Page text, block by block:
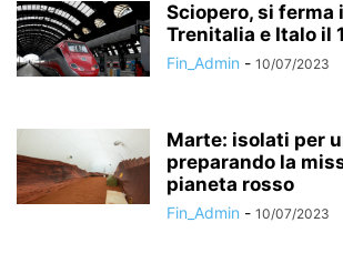
Sciopero, si ferma
Trenitalia e Italo il
Fin_Admin - 10/07/2023
Marte: isolati per
preparando la
pianeta rosso
Fin_Admin - 10/07/2023